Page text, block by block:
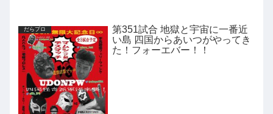
だらプロ
第351試合 地獄と宇宙に一番近
い島 四国からあいつがやってき
た！フォーエバー！！